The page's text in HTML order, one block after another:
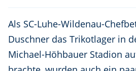
Als SC-Luhe-Wildenau-
Duschner das Trikotlager in
Michael-Höhbauer Stadion